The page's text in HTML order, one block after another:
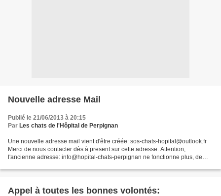
Nouvelle adresse Mail
Publié le 21/06/2013 à 20:15
Par Les chats de l'Hôpital de Perpignan
Une nouvelle adresse mail vient d'être créée: sos-chats-hopital@outlook.fr
Merci de nous contacter dès à present sur cette adresse. Attention,
l'ancienne adresse: info@hopital-chats-perpignan ne fonctionne plus, de
Appel à toutes les bonnes volontés: